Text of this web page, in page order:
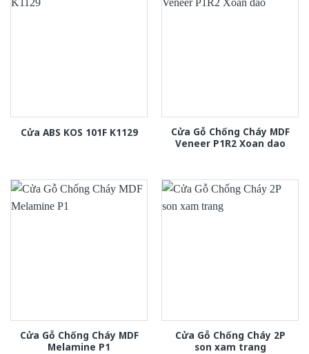
Cửa ABS KOS 101F K1129
Cửa Gỗ Chống Cháy MDF
Veneer P1R2 Xoan dao
Cửa Gỗ Chống Cháy MDF
Melamine P1
Cửa Gỗ Chống Cháy 2P
son xam trang